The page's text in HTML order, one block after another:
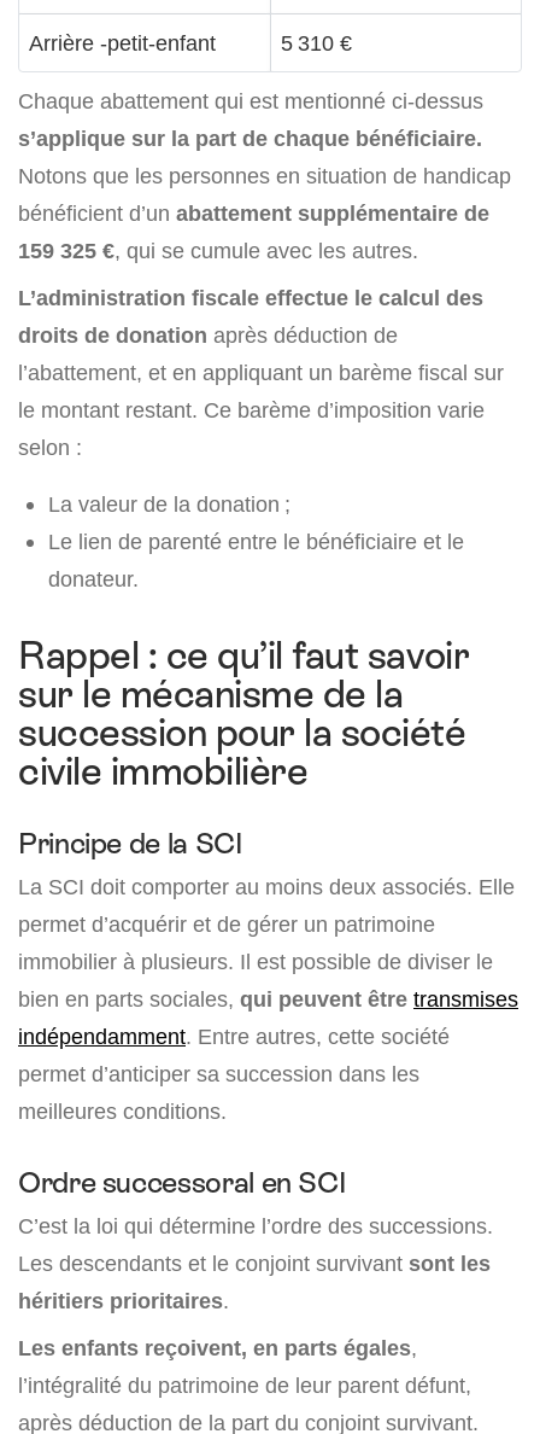
Arrière -petit-enfant 5 310 €
Chaque abattement qui est mentionné ci-dessus
s’applique sur la part de chaque bénéficiaire.
Notons que les personnes en situation de handicap
bénéficient d’un abattement supplémentaire de
159 325 €, qui se cumule avec les autres.
L’administration fiscale effectue le calcul des
droits de donation après déduction de
l’abattement, et en appliquant un barème fiscal sur
le montant restant. Ce barème d’imposition varie
selon :
La valeur de la donation ;
Le lien de parenté entre le bénéficiaire et le
donateur.
Rappel : ce qu’il faut savoir
sur le mécanisme de la
succession pour la société
civile immobilière
Principe de la SCI
La SCI doit comporter au moins deux associés. Elle
permet d’acquérir et de gérer un patrimoine
immobilier à plusieurs. Il est possible de diviser le
bien en parts sociales, qui peuvent être transmises
indépendamment. Entre autres, cette société
permet d’anticiper sa succession dans les
meilleures conditions.
Ordre successoral en SCI
C’est la loi qui détermine l’ordre des successions.
Les descendants et le conjoint survivant sont les
héritiers prioritaires.
Les enfants reçoivent, en parts égales,
l’intégralité du patrimoine de leur parent défunt,
après déduction de la part du conjoint survivant.